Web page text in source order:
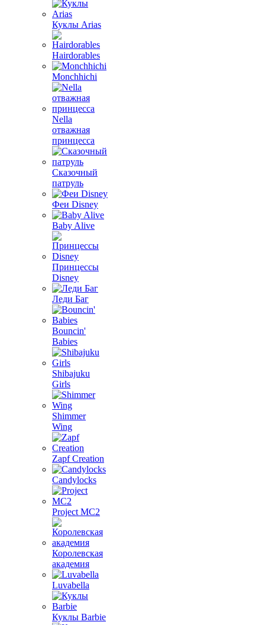
Куклы Arias
Hairdorables
Monchhichi
Nella
отважная
принцесса
Сказочный
патруль
Феи Disney
Baby Alive
Принцессы
Disney
Леди Баг
Bouncin'
Babies
Shibajuku
Girls
Shimmer
Wing
Zapf Creation
Candylocks
Project MС2
Королевская
академия
Luvabella
Куклы Barbie